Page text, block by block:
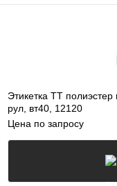
Этикетка ТТ
рул, вт40, 12120
Цена по запросу